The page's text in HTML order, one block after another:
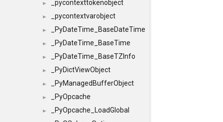
► _pycontexttokenobject
► _pycontextvarobject
► _PyDateTime_BaseDateTime
► _PyDateTime_BaseTime
► _PyDateTime_BaseTZInfo
► _PyDictViewObject
► _PyManagedBufferObject
► _PyOpcache
► _PyOpcache_LoadGlobal